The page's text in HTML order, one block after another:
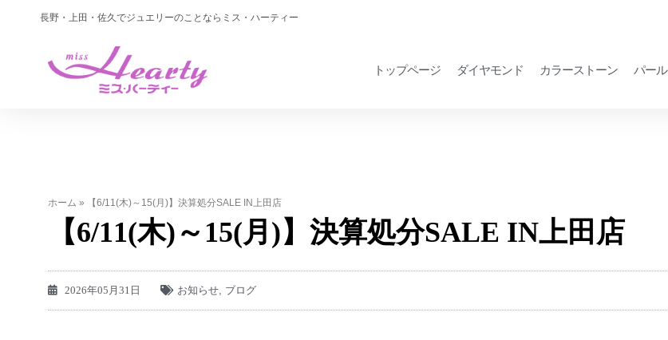
長野・上田・佐久でジュエリーのことならミス・ハーティー
トップページ ダイヤモンド カラーストーン パール
ホーム » 【6/11(木)～15(月)】決算処分SALE IN上田店
【6/11(木)～15(月)】決算処分SALE IN上田店
2026年05月31日 お知らせ ブログ